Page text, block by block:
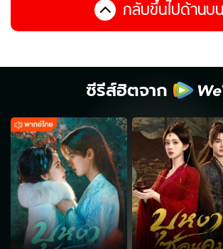
กลับขึ้นไปด้านบน
ซีรีส์ฮิตจาก